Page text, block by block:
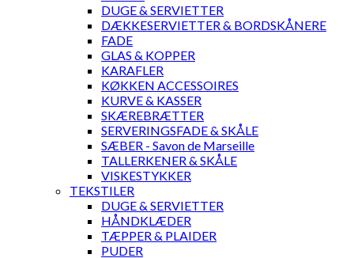
DUGE & SERVIETTER
DÆKKESERVIETTER & BORDSKÅNERE
FADE
GLAS & KOPPER
KARAFLER
KØKKEN ACCESSOIRES
KURVE & KASSER
SKÆREBRÆTTER
SERVERINGSFADE & SKÅLE
SÆBER - Savon de Marseille
TALLERKENER & SKÅLE
VISKESTYKKER
TEKSTILER
DUGE & SERVIETTER
HÅNDKLÆDER
TÆPPER & PLAIDER
PUDER